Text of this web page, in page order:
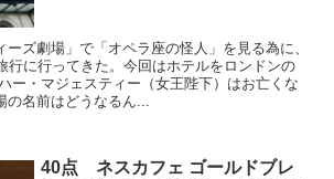
ーズ劇場」で「オペラ座の怪人」を見る為に、
行に行ってきた。今回はホテルをロンドンの
ー・マジェスティー（女王陛下）はお亡くな
名前はどうなるん...
40点 ネスカフェ ゴールドブレ